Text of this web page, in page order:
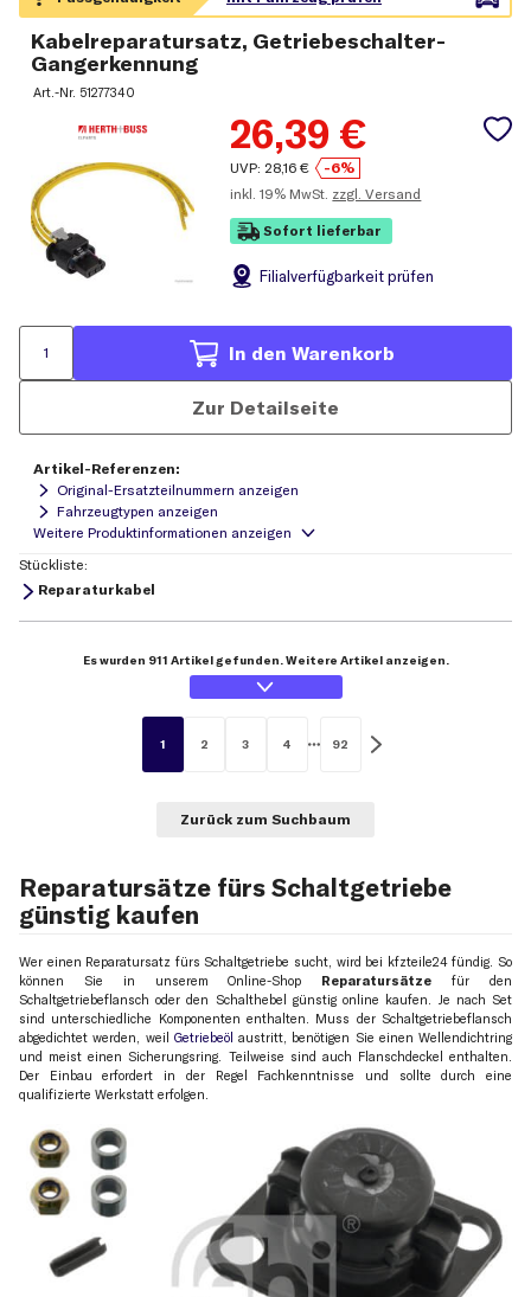
Kabelreparatursatz, Getriebeschalter-
Gangerkennung
Art.-Nr. 51277340
26,39 €
UVP: 28,16 €
-6%
inkl. 19% MwSt. zzgl. Versand
Sofort lieferbar
Filialverfügbarkeit prüfen
In den Warenkorb
Zur Detailseite
Artikel-Referenzen:
Original-Ersatzteilnummern anzeigen
Fahrzeugtypen anzeigen
Stückliste:
Reparaturkabel
Es wurden 911 Artikel gefunden. Weitere Artikel anzeigen.
1 2 3 4 92
Zurück zum Suchbaum
Reparatursätze fürs Schaltgetriebe
günstig kaufen
Wer einen Reparatursatz fürs Schaltgetriebe sucht, wird bei kfzteile24 fündig. So
können Sie in unserem Online-Shop Reparatursätze für den
Schaltgetriebeflansch oder den Schalthebel günstig online kaufen. Je nach Set
sind unterschiedliche Komponenten enthalten. Muss der Schaltgetriebeflansch
abgedichtet werden, weil Getriebeöl austritt, benötigen Sie einen Wellendichtring
und meist einen Sicherungsring. Teilweise sind auch Flanschdeckel enthalten.
Der Einbau erfordert in der Regel Fachkenntnisse und sollte durch eine
qualifizierte Werkstatt erfolgen.